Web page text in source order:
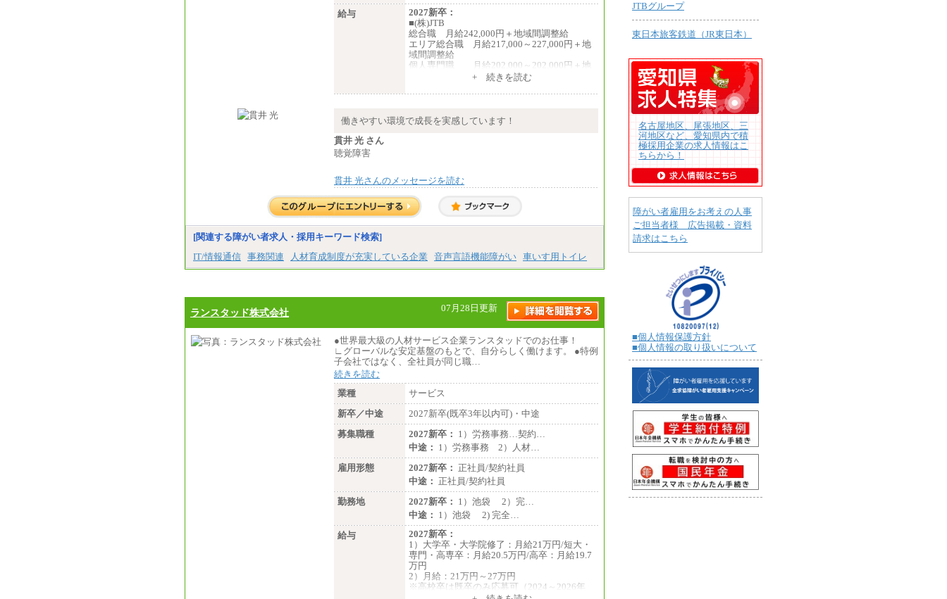
給与
2027新卒：
■(株)JTB
総合職 月給242,000円＋地域間調整給
エリア総合職 月給217,000～227,000円＋地
域間調整給
個人専門職 月給202,000～202,000円＋地
※詳細はJTBキャリアサイトよりご確認くだ
さい。
■(株)JTB商事
総合職 月給208,000～235,000円
■(株)JTBパブリッシング ※2027年新卒募集
終了
総合職 月給271,000円
整給
エリア総合職 月給206,000円～214,000＋地
さい。
■(株)JTBコミュニケーションデザイン
総合職 月給230,000円
みなし残業手当：20,000円（一律支給）※
みなし残業手当の残業時間は10.43時間。
※超過勤務手当：みなし残業時間を超える
エリアサポート職 月給188,000円
※超過勤務手当：残業時間については全額
時間外手当を支給。
■（株）JTBグローバルマーケティング＆トラ
ベル
総合職 月給242,000円＋地域間調整給
訪日事業職 月給202,000～227,000円＋地域
間調整給
※詳細はJTBキャリアサイトよりご確認くだ
さい。
■(株)JTBビジネストランスフォーム
総合職 月給205,000～225,000円＋地域間調
整給
エリア総合職 月給185,000円＋地域間調整
給
※詳細はJTBキャリアサイトよりご確認くだ
さい。
+ 続きを読む
働きやすい環境で成長を実感しています！
貫井 光 さん
聴覚障害
貫井 光さんのメッセージを読む
[関連する障がい者求人・採用キーワード検索]
IT/情報通信 事務関連 人材育成制度が充実している企業 音声言語機能障がい 車いす用トイレ
ランスタッド株式会社 07月28日更新
●世界最大級の人材サービス企業ランスタッドでのお仕事！
∟グローバルな安定基盤のもとで、自分らしく働けます。 ●特例
子会社ではなく、全社員が同じ職…
続きを読む
業種
サービス
新卒／中途
2027新卒(既卒3年以内可)・中途
募集職種
2027新卒： 1）労務事務…契約…
中途： 1）労務事務 2）人材…
雇用形態
2027新卒： 正社員/契約社員
中途： 正社員/契約社員
勤務地
2027新卒： 1）池袋 2）完…
中途： 1）池袋 2) 完全…
給与
2027新卒：
1）大学卒・大学院修了：月給21万円/短大・
専門・高専卒：月給20.5万円/高卒：月給19.7
万円
2）月給：21万円～27万円
※高校卒は既卒のみ応募可（2024～2026年
JTBグループ
東日本旅客鉄道（JR東日本）
名古屋地区、尾張地区、三
河地区など、愛知県内で積
極採用企業の求人情報はこ
ちらから！
障がい者雇用をお考えの人事
ご担当者様 広告掲載・資料
請求はこちら
■個人情報保護方針
■個人情報の取り扱いについて